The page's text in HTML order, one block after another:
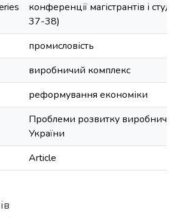
конференції магістрантів і
37-38)
промисловість
виробничий комплекс
реформування економіки
Проблеми розвитку
України
Article